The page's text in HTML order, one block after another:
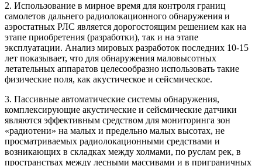
2. Использование в мирное время для контроля границ
самолетов дальнего радиолокационного обнаружения и
аэростатных РЛС является дорогостоящим решением как на
этапе приобретения (разработки), так и на этапе
эксплуатации. Анализ мировых разработок последних 10-15
лет показывает, что для обнаружения маловысотных
летательных аппаратов целесообразно использовать такие
физические поля, как акустическое и сейсмическое.
3. Пассивные автоматические системы обнаружения,
комплексирующие акустические и сейсмические датчики
являются эффективным средством для мониторинга зон
«радиотени» на малых и предельно малых высотах, не
просматриваемых радиолокационными средствами и
возникающих в складках между холмами, по руслам рек, в
пространствах между лесными массивами и в приграничных